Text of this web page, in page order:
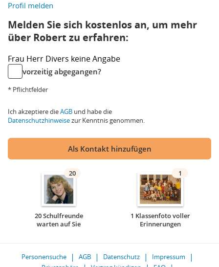
Profil melden
Melden Sie sich kostenlos an, um mehr
über Robert zu erfahren:
Frau Herr Divers keine Angabe
vorzeitig abgegangen?
* Pflichtfelder
Ich akzeptiere dieAGB und habe die
Datenschutzhinweisezur Kenntnis genommen.
Als Kontakt hinzufügen
20
20 Schulfreunde
warten auf Sie
1
1 Klassenfoto voller
Erinnerungen
Personensuche AGB Datenschutz
Impressum